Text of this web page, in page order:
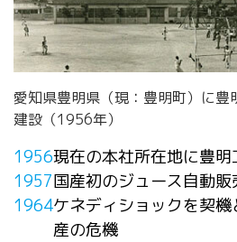
愛知県豊明県（現：豊明町）に豊
建設（1956年）
1956現在の本社所在地に豊明
1957国産初のジュース自動販
1964ケネディショックを契
産の危機